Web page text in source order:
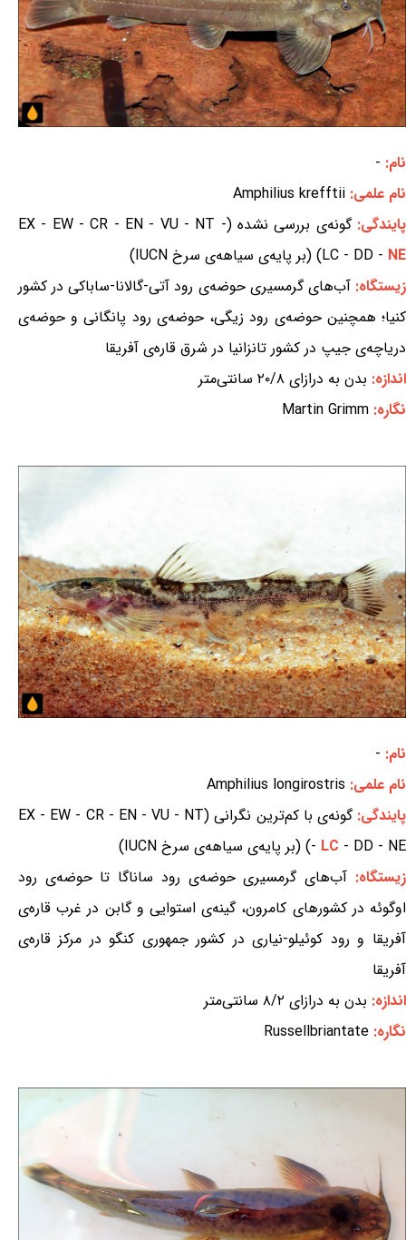
نام: -
نام علمی: Amphilius krefftii
پایندگی:
گونه‌ی بررسی نشده (EX - EW - CR - EN - VU - NT -
LC - DD - NE
) (بر پایه‌ی سیاهه‌ی سرخ IUCN)
زیستگاه:آب‌های گرمسیری حوضه‌ی رود آتی-گالانا-ساباکی در کشور
کنیا؛ همچنین حوضه‌ی رود زیگی، حوضه‌ی رود پانگانی و حوضه‌ی
دریاچه‌ی جیپ در کشور تانزانیا در شرق قاره‌ی آفریقا
اندازه: بدن به درازای ۲۰/۸ سانتی‌متر
نگاره: Martin Grimm
نام: -
نام علمی: Amphilius longirostris
پایندگی:
گونه‌ی با کم‌ترین نگرانی (EX - EW - CR - EN - VU - NT
- LC - DD - NE) (بر پایه‌ی سیاهه‌ی سرخ IUCN)
زیستگاه: آب‌های گرمسیری حوضه‌ی رود ساناگا تا حوضه‌ی رود
اوگوئه در کشورهای کامرون، گینه‌ی استوایی و گابن در غرب قاره‌ی
آفریقا و رود کوئیلو-نیاری در کشور جمهوری کنگو در مرکز قاره‌ی
آفریقا
اندازه: بدن به درازای ۸/۲ سانتی‌متر
نگاره: Russellbriantate